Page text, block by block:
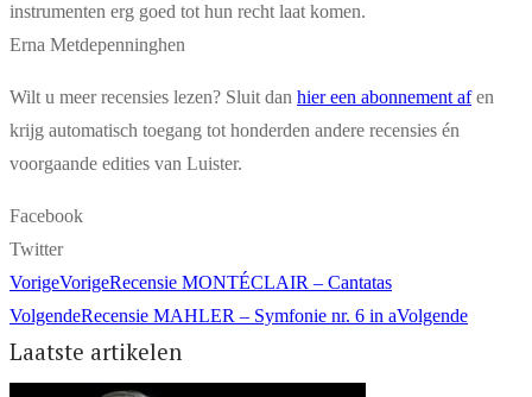
instrumenten erg goed tot hun recht laat komen.
Erna Metdepenninghen
Wilt u meer recensies lezen? Sluit dan hier een abonnement afen
krijg automatisch toegang tot honderden andere recensies én
voorgaande edities van Luister.
Facebook
Twitter
VorigeVorigeRecensie MONTÉCLAIR – Cantatas
VolgendeRecensie MAHLER – Symfonie nr. 6 in aVolgende
Laatste artikelen